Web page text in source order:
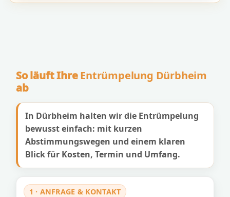
So läuft IhreEntrümpelung Dürbheim
ab
In Dürbheim halten wir die Entrümpelung
bewusst einfach: mit kurzen
Abstimmungswegen und einem klaren
Blick für Kosten, Termin und Umfang.
1 · ANFRAGE & KONTAKT